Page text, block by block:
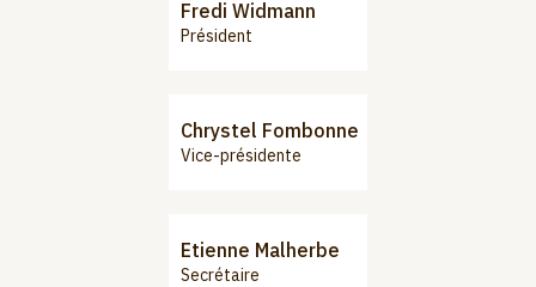
Fredi Widmann
Président
Chrystel Fombonne
Vice-présidente
Etienne Malherbe
Secrétaire